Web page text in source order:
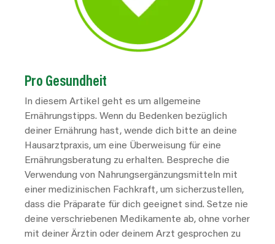
Pro Gesundheit
In diesem Artikel geht es um allgemeine
Ernährungstipps. Wenn du Bedenken bezüglich
deiner Ernährung hast, wende dich bitte an deine
Hausarztpraxis, um eine Überweisung für eine
Ernährungsberatung zu erhalten. Bespreche die
Verwendung von Nahrungsergänzungsmitteln mit
einer medizinischen Fachkraft, um sicherzustellen,
dass die Präparate für dich geeignet sind. Setze nie
deine verschriebenen Medikamente ab, ohne vorher
mit deiner Ärztin oder deinem Arzt gesprochen zu